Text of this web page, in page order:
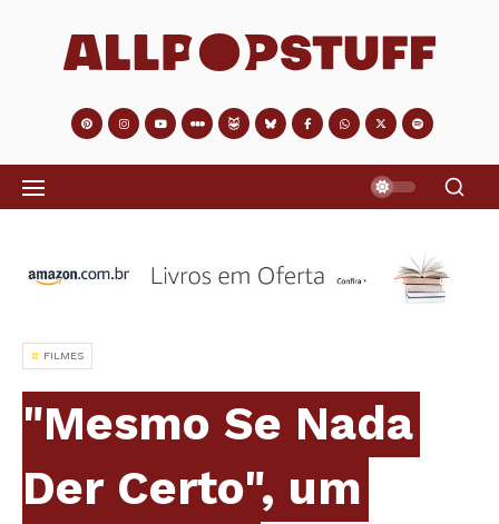
FILMES
"Mesmo Se Nada
Der Certo", um